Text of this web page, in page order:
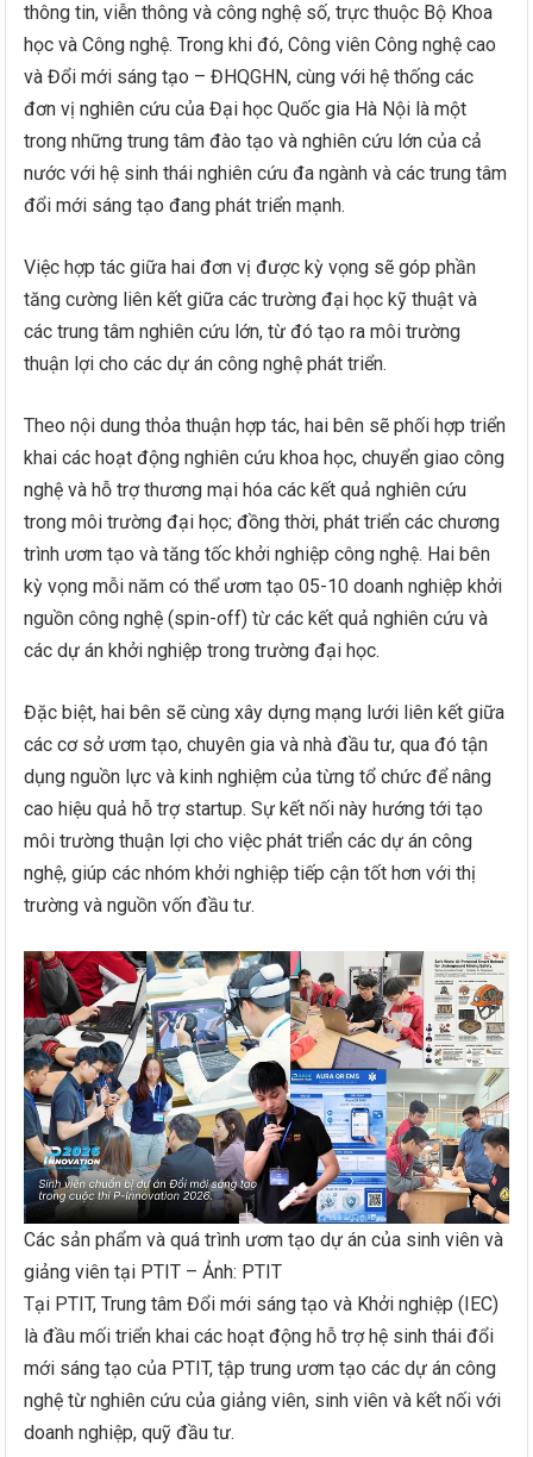
thông tin, viễn thông và công nghệ số, trực thuộc Bộ Khoa
học và Công nghệ. Trong khi đó, Công viên Công nghệ cao
và Đổi mới sáng tạo – ĐHQGHN, cùng với hệ thống các
đơn vị nghiên cứu của Đại học Quốc gia Hà Nội là một
trong những trung tâm đào tạo và nghiên cứu lớn của cả
nước với hệ sinh thái nghiên cứu đa ngành và các trung tâm
đổi mới sáng tạo đang phát triển mạnh.
Việc hợp tác giữa hai đơn vị được kỳ vọng sẽ góp phần
tăng cường liên kết giữa các trường đại học kỹ thuật và
các trung tâm nghiên cứu lớn, từ đó tạo ra môi trường
thuận lợi cho các dự án công nghệ phát triển.
Theo nội dung thỏa thuận hợp tác, hai bên sẽ phối hợp triển
khai các hoạt động nghiên cứu khoa học, chuyển giao công
nghệ và hỗ trợ thương mại hóa các kết quả nghiên cứu
trong môi trường đại học; đồng thời, phát triển các chương
trình ươm tạo và tăng tốc khởi nghiệp công nghệ. Hai bên
kỳ vọng mỗi năm có thể ươm tạo 05-10 doanh nghiệp khởi
nguồn công nghệ (spin-off) từ các kết quả nghiên cứu và
các dự án khởi nghiệp trong trường đại học.
Đặc biệt, hai bên sẽ cùng xây dựng mạng lưới liên kết giữa
các cơ sở ươm tạo, chuyên gia và nhà đầu tư, qua đó tận
dụng nguồn lực và kinh nghiệm của từng tổ chức để nâng
cao hiệu quả hỗ trợ startup. Sự kết nối này hướng tới tạo
môi trường thuận lợi cho việc phát triển các dự án công
nghệ, giúp các nhóm khởi nghiệp tiếp cận tốt hơn với thị
trường và nguồn vốn đầu tư.
Các sản phẩm và quá trình ươm tạo dự án của sinh viên và
giảng viên tại PTIT – Ảnh: PTIT
Tại PTIT, Trung tâm Đổi mới sáng tạo và Khởi nghiệp (IEC)
là đầu mối triển khai các hoạt động hỗ trợ hệ sinh thái đổi
mới sáng tạo của PTIT, tập trung ươm tạo các dự án công
nghệ từ nghiên cứu của giảng viên, sinh viên và kết nối với
doanh nghiệp, quỹ đầu tư.